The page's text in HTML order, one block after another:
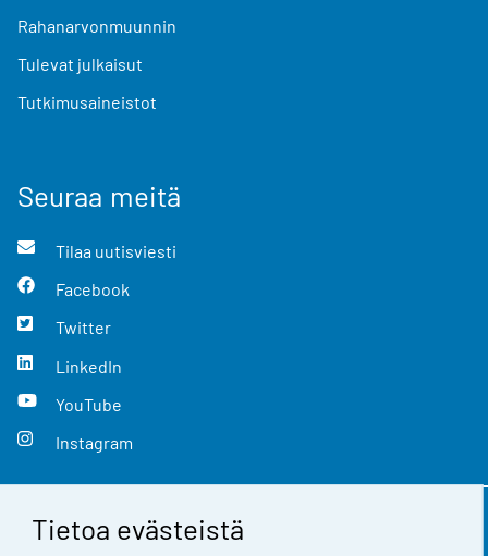
Tietoa evästeistä
Rahanarvonmuunnin
Tulevat julkaisut
Tutkimusaineistot
Seuraa meitä
Tilaa uutisviesti
Facebook
Twitter
LinkedIn
YouTube
Instagram
Yhteystiedot